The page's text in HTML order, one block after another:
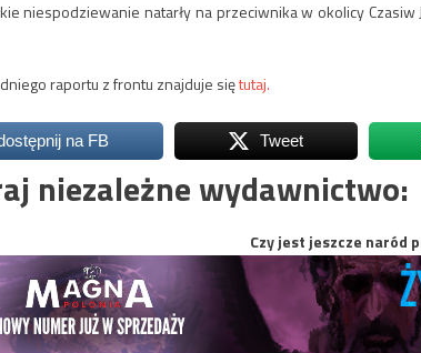
niespodziewanie natarły na przeciwnika w okolicy
raportu z frontu znajduje siętutaj.
na FB Tweet
niezależne wydawnictwo:
Czy jest jeszcze naród